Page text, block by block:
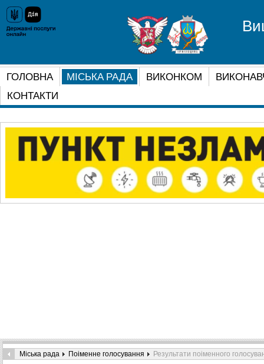
ГОЛОВНА МІСЬКА РАДА ВИКОНКОМ
КОНТАКТИ
Міська рада Поіменне голосування Результати поіменного